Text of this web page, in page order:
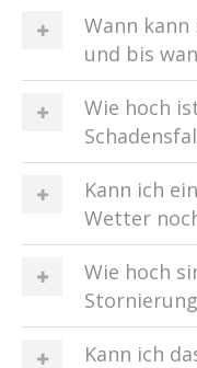
Wann kann
und bis
Wie hoch
Kann ich
Wetter
Wie hoch
Kann ich